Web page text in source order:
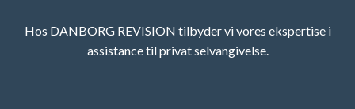
Hos DANBORG REVISION tilbyder vi vores ekspertise i
assistance til privat selvangivelse.